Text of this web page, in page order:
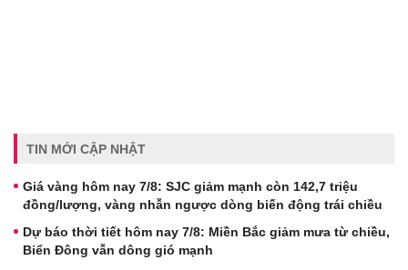
TIN MỚI CẬP NHẬT
Giá vàng hôm nay 7/8: SJC giảm mạnh còn 142,7 triệu
đồng/lượng, vàng nhẫn ngược dòng biến động trái chiều
Dự báo thời tiết hôm nay 7/8: Miền Bắc giảm mưa từ chiều,
Biển Đông vẫn dông gió mạnh